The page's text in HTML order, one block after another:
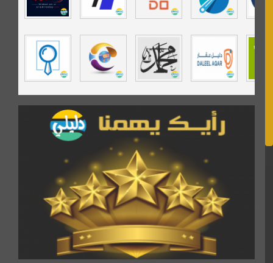
موسوعة نور الرحمن
مندى غرام
مردة سوفت
السبيل